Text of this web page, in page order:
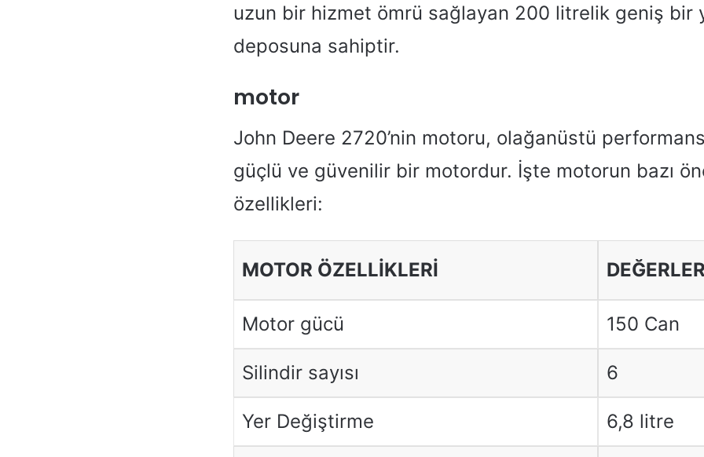
uzun bir hizmet ömrü sağlayan 200 litrelik geniş bir
deposuna sahiptir.
motor
John Deere 2720’nin motoru, olağanüstü
güçlü ve güvenilir bir motordur. İşte motorun bazı
özellikleri:
MOTOR ÖZELLIKLERI
Motor gücü 150 Can
Silindir sayısı 6
Yer Değiştirme 6,8 litre